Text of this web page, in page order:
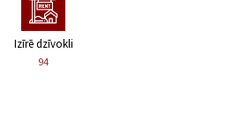
Izīrē dzīvokli
94